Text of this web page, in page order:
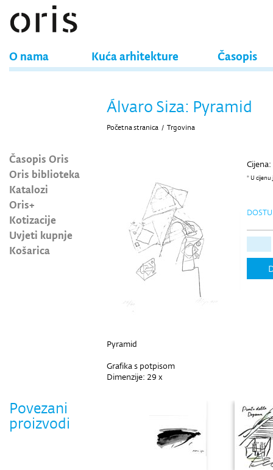
O nama Kuća arhitekture Časopis
Časopis Oris
Oris biblioteka
Katalozi
Oris+
Kotizacije
Uvjeti kupnje
Košarica
Álvaro Siza: Pyramid
Početna stranica / Trgovina
Cijena:
* U cijenu
Pyramid
Grafika s potpisom
Dimenzije: 29 x
Povezani
proizvodi